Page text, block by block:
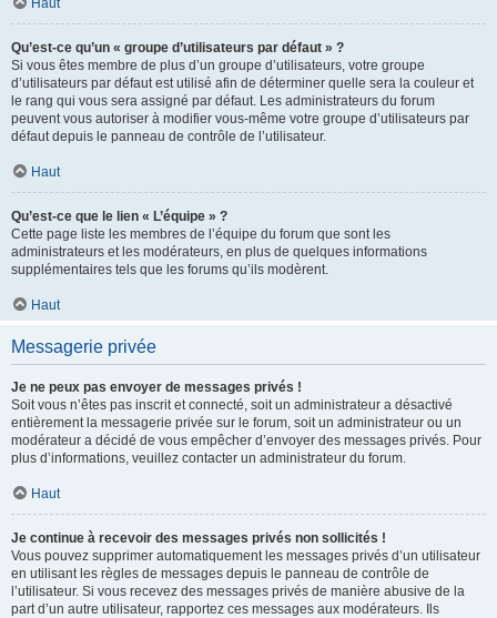
Haut
Qu’est-ce qu’un « groupe d’utilisateurs par défaut » ?
Si vous êtes membre de plus d’un groupe d’utilisateurs, votre groupe
d’utilisateurs par défaut est utilisé afin de déterminer quelle sera la couleur et
le rang qui vous sera assigné par défaut. Les administrateurs du forum
peuvent vous autoriser à modifier vous-même votre groupe d’utilisateurs par
défaut depuis le panneau de contrôle de l’utilisateur.
Haut
Qu’est-ce que le lien « L’équipe » ?
Cette page liste les membres de l’équipe du forum que sont les
administrateurs et les modérateurs, en plus de quelques informations
supplémentaires tels que les forums qu’ils modèrent.
Haut
Messagerie privée
Je ne peux pas envoyer de messages privés !
Soit vous n’êtes pas inscrit et connecté, soit un administrateur a désactivé
entièrement la messagerie privée sur le forum, soit un administrateur ou un
modérateur a décidé de vous empêcher d’envoyer des messages privés. Pour
plus d’informations, veuillez contacter un administrateur du forum.
Haut
Je continue à recevoir des messages privés non sollicités !
Vous pouvez supprimer automatiquement les messages privés d’un utilisateur
en utilisant les règles de messages depuis le panneau de contrôle de
l’utilisateur. Si vous recevez des messages privés de manière abusive de la
part d’un autre utilisateur, rapportez ces messages aux modérateurs. Ils